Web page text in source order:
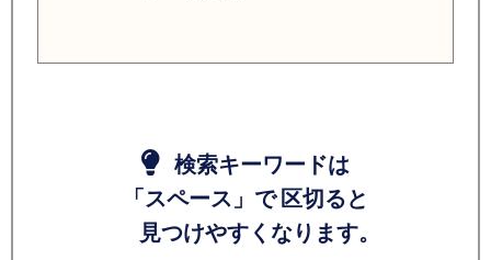
検索キーワードは
「スペース」で 区切ると
見つけやすくなります。